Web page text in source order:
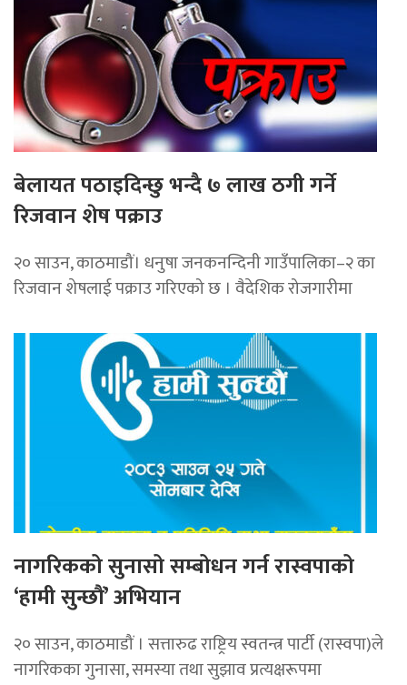
बेलायत पठाइदिन्छु भन्दै ७ लाख ठगी गर्ने
रिजवान शेष पक्राउ
२० साउन, काठमाडौं। धनुषा जनकनन्दिनी गाउँपालिका–२ का
रिजवान शेषलाई पक्राउ गरिएको छ । वैदेशिक रोजगारीमा
नागरिकको सुनासो सम्बोधन गर्न रास्वपाको
‘हामी सुन्छौं’ अभियान
२० साउन, काठमाडौं । सत्तारुढ राष्ट्रिय स्वतन्त्र पार्टी (रास्वपा)ले
नागरिकका गुनासा, समस्या तथा सुझाव प्रत्यक्षरूपमा